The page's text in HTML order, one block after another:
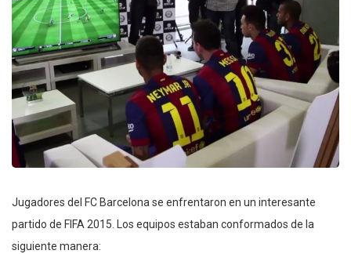
Jugadores del FC Barcelona se enfrentaron en un interesante
partido de FIFA 2015. Los equipos estaban conformados de la
siguiente manera: